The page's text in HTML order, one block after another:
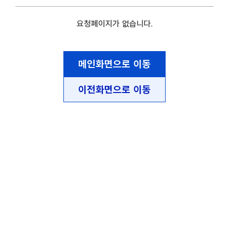
요청페이지가 없습니다.
메인화면으로 이동
이전화면으로 이동